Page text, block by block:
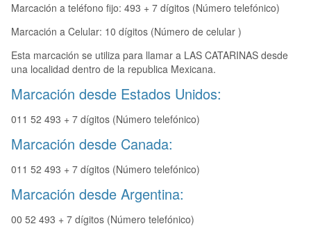
Marcación a teléfono fijo: 493 + 7 dígitos (Número telefónico)
Marcación a Celular: 10 dígitos (Número de celular )
Esta marcación se utiliza para llamar a LAS CATARINAS desde
una localidad dentro de la republica Mexicana.
Marcación desde Estados Unidos:
011 52 493 + 7 dígitos (Número telefónico)
Marcación desde Canada:
011 52 493 + 7 dígitos (Número telefónico)
Marcación desde Argentina:
00 52 493 + 7 dígitos (Número telefónico)